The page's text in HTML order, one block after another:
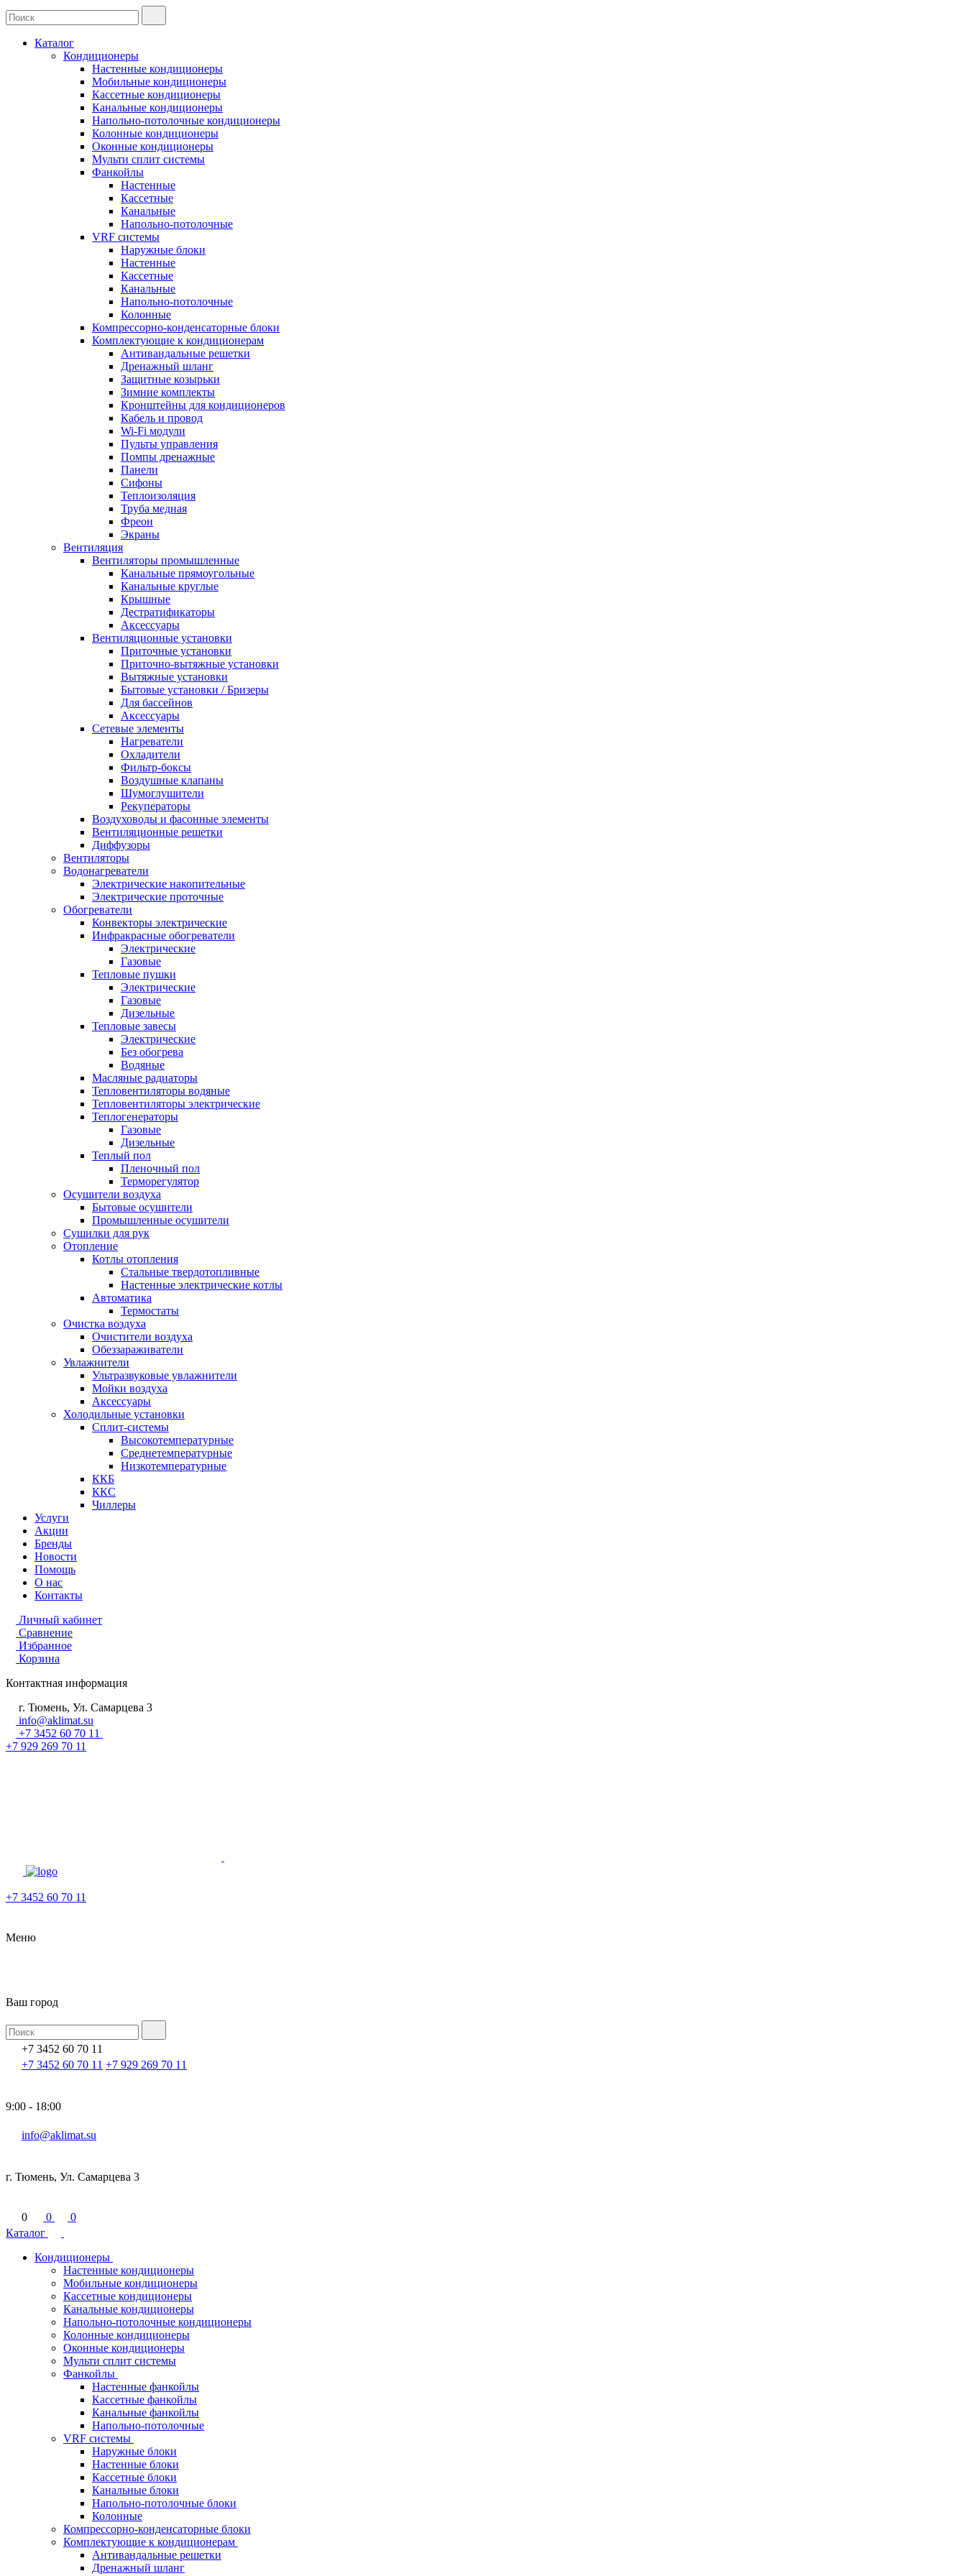
Каталог
Кондиционеры
Настенные кондиционеры
Мобильные кондиционеры
Кассетные кондиционеры
Канальные кондиционеры
Напольно-потолочные кондиционеры
Колонные кондиционеры
Оконные кондиционеры
Мульти сплит системы
Фанкойлы
Настенные
Кассетные
Канальные
Напольно-потолочные
VRF системы
Наружные блоки
Настенные
Кассетные
Канальные
Напольно-потолочные
Колонные
Компрессорно-конденсаторные блоки
Комплектующие к кондиционерам
Антивандальные решетки
Дренажный шланг
Защитные козырьки
Зимние комплекты
Кронштейны для кондиционеров
Кабель и провод
Wi-Fi модули
Пульты управления
Помпы дренажные
Панели
Сифоны
Теплоизоляция
Труба медная
Фреон
Экраны
Вентиляция
Вентиляторы промышленные
Канальные прямоугольные
Канальные круглые
Крышные
Дестратификаторы
Аксессуары
Вентиляционные установки
Приточные установки
Приточно-вытяжные установки
Вытяжные установки
Бытовые установки / Бризеры
Для бассейнов
Аксессуары
Сетевые элементы
Нагреватели
Охладители
Фильтр-боксы
Воздушные клапаны
Шумоглушители
Рекуператоры
Воздуховоды и фасонные элементы
Вентиляционные решетки
Диффузоры
Вентиляторы
Водонагреватели
Электрические накопительные
Электрические проточные
Обогреватели
Конвекторы электрические
Инфракрасные обогреватели
Электрические
Газовые
Тепловые пушки
Электрические
Газовые
Дизельные
Тепловые завесы
Электрические
Без обогрева
Водяные
Масляные радиаторы
Тепловентиляторы водяные
Тепловентиляторы электрические
Теплогенераторы
Газовые
Дизельные
Теплый пол
Пленочный пол
Терморегулятор
Осушители воздуха
Бытовые осушители
Промышленные осушители
Сушилки для рук
Отопление
Котлы отопления
Стальные твердотопливные
Настенные электрические котлы
Автоматика
Термостаты
Очистка воздуха
Очистители воздуха
Обеззараживатели
Увлажнители
Ультразвуковые увлажнители
Мойки воздуха
Аксессуары
Холодильные установки
Сплит-системы
Высокотемпературные
Среднетемпературные
Низкотемпературные
ККБ
ККС
Чиллеры
Услуги
Акции
Бренды
Новости
Помощь
О нас
Контакты
Личный кабинет
Сравнение
Избранное
Корзина
Контактная информация
г. Тюмень, Ул. Самарцева 3
info@aklimat.su
+7 3452 60 70 11
+7 929 269 70 11
+7 3452 60 70 11
Меню
Ваш город
+7 3452 60 70 11
+7 3452 60 70 11 +7 929 269 70 11
9:00 - 18:00
info@aklimat.su
г. Тюмень, Ул. Самарцева 3
0 0
0
Каталог
Кондиционеры
Настенные кондиционеры
Мобильные кондиционеры
Кассетные кондиционеры
Канальные кондиционеры
Напольно-потолочные кондиционеры
Колонные кондиционеры
Оконные кондиционеры
Мульти сплит системы
Фанкойлы
Настенные фанкойлы
Кассетные фанкойлы
Канальные фанкойлы
Напольно-потолочные
VRF системы
Наружные блоки
Настенные блоки
Кассетные блоки
Канальные блоки
Напольно-потолочные блоки
Колонные
Компрессорно-конденсаторные блоки
Комплектующие к кондиционерам
Антивандальные решетки
Дренажный шланг